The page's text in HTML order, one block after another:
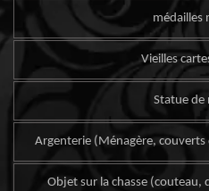
médailles
Vieilles
Statue de
Argenterie (Ménagère,
Objet sur la chasse (couteau,